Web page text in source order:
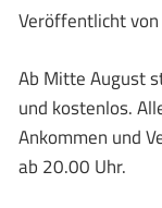
Veröffentlicht von
Ab Mitte August
und kostenlos.
Ankommen und
ab 20.00 Uhr.